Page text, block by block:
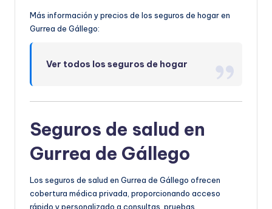
Más información y precios de los seguros de hogar en
Gurrea de Gállego:
Ver todos los seguros de hogar
Seguros de salud en
Gurrea de Gállego
Los seguros de salud en Gurrea de Gállego ofrecen
cobertura médica privada, proporcionando acceso
rápido y personalizado a consultas, pruebas